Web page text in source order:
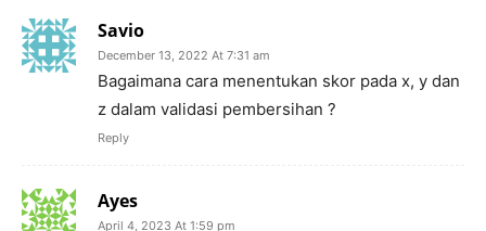
Savio
December 13, 2022 At 7:31 am
Bagaimana cara menentukan skor pada x, y dan
z dalam validasi pembersihan ?
Reply
Ayes
April 4, 2023 At 1:59 pm